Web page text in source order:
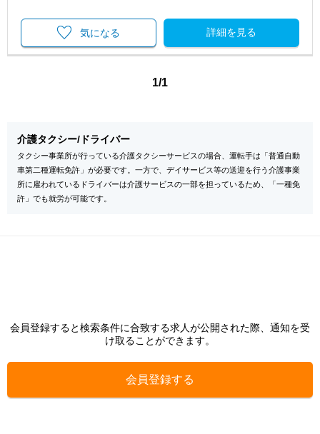
詳細を見る
気になる
1/1
介護タクシー/ドライバー
タクシー事業所が行っている介護タクシーサービスの場合、運転手は「普通自動
車第二種運転免許」が必要です。一方で、デイサービス等の送迎を行う介護事業
所に雇われているドライバーは介護サービスの一部を担っているため、「一種免
許」でも就労が可能です。
会員登録すると検索条件に合致する求人が公開された際、通知を受
け取ることができます。
会員登録する